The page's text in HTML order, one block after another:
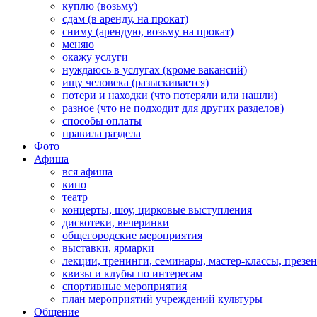
куплю (возьму)
сдам (в аренду, на прокат)
сниму (арендую, возьму на прокат)
меняю
окажу услуги
нуждаюсь в услугах (кроме вакансий)
ищу человека (разыскивается)
потери и находки (что потеряли или нашли)
разное (что не подходит для других разделов)
способы оплаты
правила раздела
Фото
Афиша
вся афиша
кино
театр
концерты, шоу, цирковые выступления
дискотеки, вечеринки
общегородские мероприятия
выставки, ярмарки
лекции, тренинги, семинары, мастер-классы,
квизы и клубы по интересам
спортивные мероприятия
план мероприятий учреждений культуры
Общение